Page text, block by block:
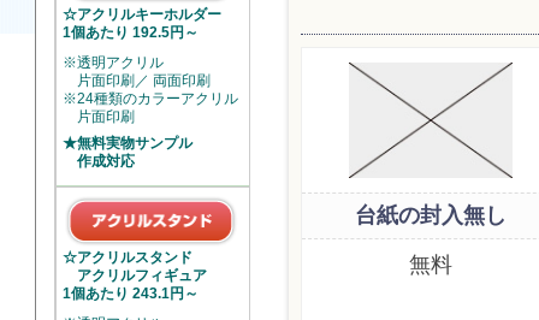
☆アクリルキーホルダー
1個あたり 192.5円～
※透明アクリル
片面印刷／ 両面印刷
※24種類のカラーアクリル
片面印刷
★無料実物サンプル
作成対応
☆アクリルスタンド
アクリルフィギュア
1個あたり 243.1円～
台紙の封入無し
無料